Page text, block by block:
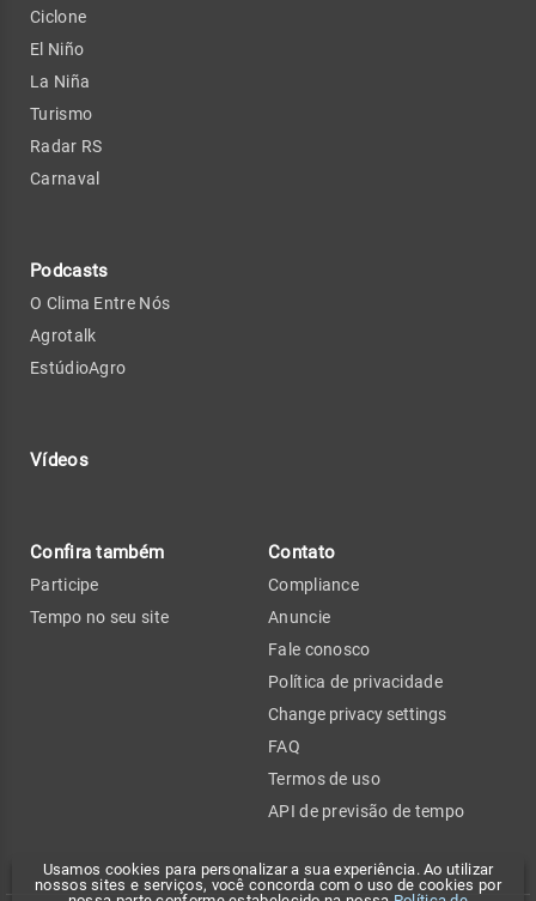
Usamos cookies para personalizar a sua experiência. Ao utilizar
nossos sites e serviços, você concorda com o uso de cookies por
Ciclone
El Niño
La Niña
Turismo
Radar RS
Carnaval
Podcasts
O Clima Entre Nós
Agrotalk
EstúdioAgro
Vídeos
Confira também
Participe
Tempo no seu site
Contato
Compliance
Anuncie
Fale conosco
Política de privacidade
Change privacy settings
FAQ
Termos de uso
API de previsão de tempo